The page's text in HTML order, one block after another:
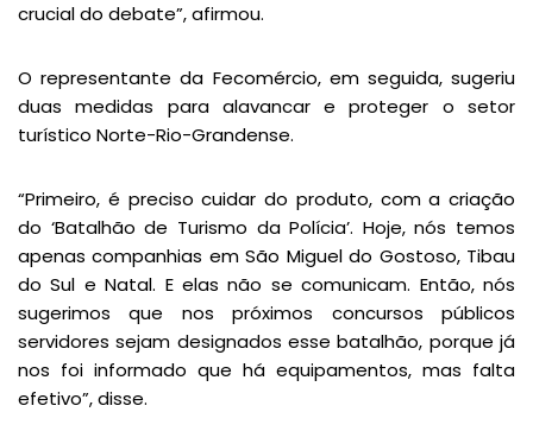
crucial do debate”, afirmou.
O representante da Fecomércio, em seguida, sugeriu
duas medidas para alavancar e proteger o setor
turístico Norte-Rio-Grandense.
“Primeiro, é preciso cuidar do produto, com a criação
do ‘Batalhão de Turismo da Polícia’. Hoje, nós temos
apenas companhias em São Miguel do Gostoso, Tibau
do Sul e Natal. E elas não se comunicam. Então, nós
sugerimos que nos próximos concursos públicos
servidores sejam designados esse batalhão, porque já
nos foi informado que há equipamentos, mas falta
efetivo”, disse.